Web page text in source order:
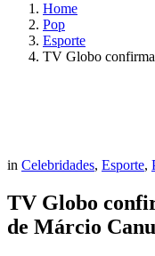
Home
Pop
Esporte
TV Globo confirma
in Celebridades, Esporte,
TV Globo
de Márcio